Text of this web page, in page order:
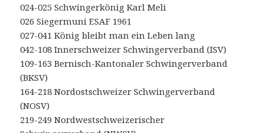
024-025 Schwingerkönig Karl Meli
026 Siegermuni ESAF 1961
027-041 König bleibt man ein Leben lang
042-108 Innerschweizer Schwingerverband (ISV)
109-163 Bernisch-Kantonaler Schwingerverband
(BKSV)
164-218 Nordostschweizer Schwingerverband
(NOSV)
219-249 Nordwestschweizerischer